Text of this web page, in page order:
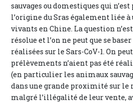
sauvages ou domestiques qui
l’origine du Sras également liée
vivants en Chine. La question
résolue et l’on ne peut que se
réalisées sur le Sars-CoV-1. On
prélèvements n’aient pas été
(en particulier les animaux
dans une grande proximité sur le
malgré l’illégalité de leur vente,